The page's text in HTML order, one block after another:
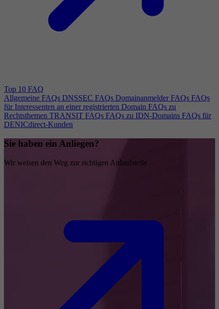
Top 10 FAQ
Allgemeine FAQs DNSSEC FAQs Domainanmelder FAQs FAQs
für Interessenten an einer registrierten Domain FAQs zu
Rechtsthemen TRANSIT FAQs FAQs zu IDN-Domains FAQs für
DENICdirect-Kunden
Sie haben ein Anliegen?
Wir weisen den Weg zur richtigen Anlaufstelle